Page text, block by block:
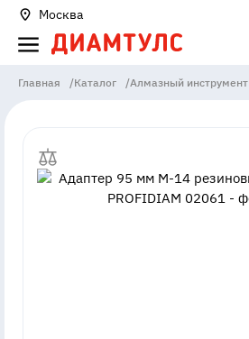
Москва
Главная /Каталог /Алмазный инструмент